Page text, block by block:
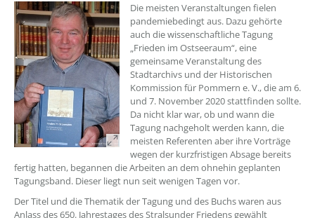
??? absaetzeOben[1]/titel ???
Die meisten Veranstaltungen fielen
pandemiebedingt aus. Dazu gehörte
auch die wissenschaftliche Tagung
„Frieden im Ostseeraum“, eine
gemeinsame Veranstaltung des
Stadtarchivs und der Historischen
Kommission für Pommern e. V., die am 6.
und 7. November 2020 stattfinden sollte.
Da nicht klar war, ob und wann die
Tagung nachgeholt werden kann, die
meisten Referenten aber ihre Vorträge
wegen der kurzfristigen Absage bereits
fertig hatten, begannen die Arbeiten an dem ohnehin geplanten
Tagungsband. Dieser liegt nun seit wenigen Tagen vor.
Der Titel und die Thematik der Tagung und des Buchs waren aus
Anlass des 650. Jahrestages des Stralsunder Friedens gewählt